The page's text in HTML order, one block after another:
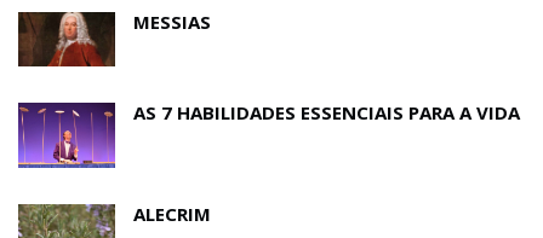
MESSIAS
AS 7 HABILIDADES ESSENCIAIS PARA A VIDA
ALECRIM